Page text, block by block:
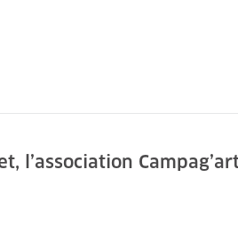
l’association